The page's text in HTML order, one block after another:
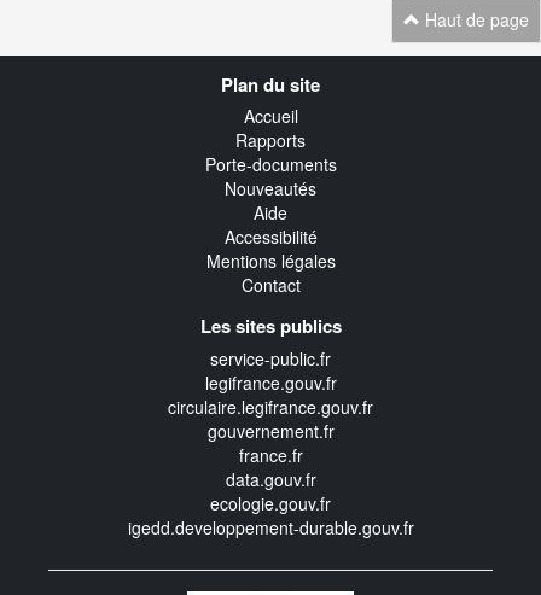
Haut de page
Plan du site
Accueil
Rapports
Porte-documents
Nouveautés
Aide
Accessibilité
Mentions légales
Contact
Les sites publics
service-public.fr
legifrance.gouv.fr
circulaire.legifrance.gouv.fr
gouvernement.fr
france.fr
data.gouv.fr
ecologie.gouv.fr
igedd.developpement-durable.gouv.fr